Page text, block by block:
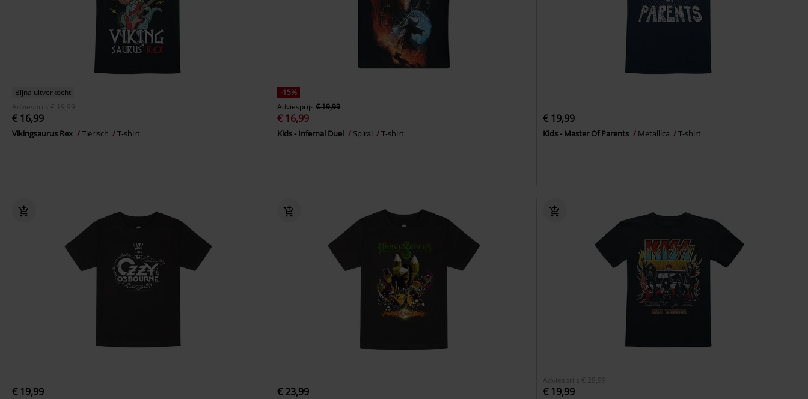
Bijna uitverkocht
Adviesprijs
€ 19,99
€ 16,99
Vikingsaurus Rex Tierisch T-shirt
-15%
Adviesprijs € 19,99
€ 16,99
Kids - Infernal Duel Spiral T-shirt
€ 19,99
Kids - Master Of Parents Metallica T-shirt
€ 19,99 € 23,99
Adviesprijs € 29,99
€ 19,99